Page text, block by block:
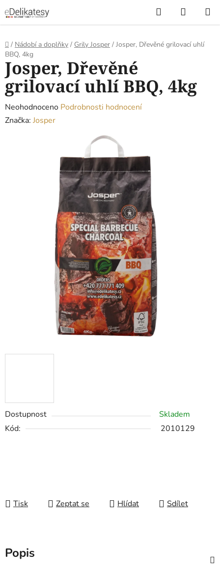
na
obsah
Hledat
KOŠÍK
Domů
/ Nádobí a doplňky / Grily Josper / Josper, Dřevěné grilovací uhlí
BBQ, 4kg
Dostupnost
Skladem
Kód:
2010129
Tisk Zeptat se Hlídat Sdílet
Josper, Dřevěné
grilovací uhlí BBQ, 4kg
Průměrné
hodnocení
Neohodnoceno Podrobnosti hodnocení
Značka: Josper
Popis